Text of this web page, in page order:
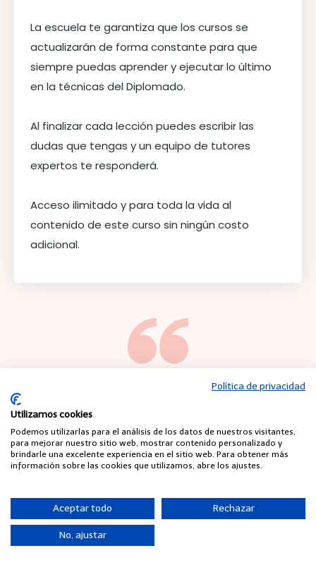
La escuela te garantiza que los cursos se
actualizarán de forma constante para que
siempre puedas aprender y ejecutar lo último
en la técnicas del Diplomado.
Al finalizar cada lección puedes escribir las
dudas que tengas y un equipo de tutores
expertos te responderá.
Acceso ilimitado y para toda la vida al
contenido de este curso sin ningún costo
adicional.
"He mejorado mi práctica como psicóloga con
el Sistema BKI, puedo obtener información en
qué momento se crea una programación en el
paciente que al día de hoy te afecta su salud y
poder desprogramarla.
Anna Beatriz Ortiz
Psicóloga
Política de privacidad
Utilizamos cookies
Podemos utilizarlas para el análisis de los datos de nuestros visitantes,
para mejorar nuestro sitio web, mostrar contenido personalizado y
brindarle una excelente experiencia en el sitio web. Para obtener más
información sobre las cookies que utilizamos, abre los ajustes.
Aceptar todo Rechazar
No, ajustar